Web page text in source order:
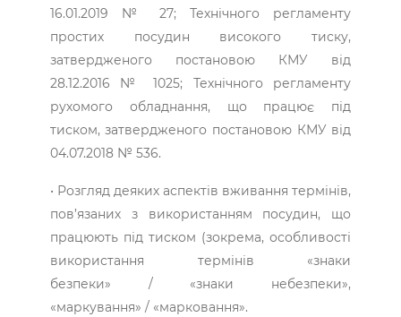
16.01.2019 № 27; Технічного регламенту
простих посудин високого тиску,
затвердженого постановою КМУ від
28.12.2016 № 1025; Технічного регламенту
рухомого обладнання, що працює під
тиском, затвердженого постановою КМУ від
04.07.2018 № 536.
• Розгляд деяких аспектів вживання термінів,
пов’язаних з використанням посудин, що
працюють під тиском (зокрема, особливості
використання термінів «знаки
безпеки» / «знаки небезпеки»,
«маркування» / «марковання».